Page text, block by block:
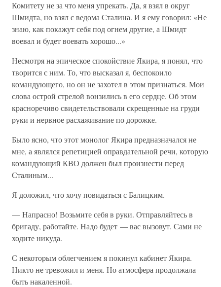
Комитету не за что меня упрекать. Да, я взял в округ
Шмидта, но взял с ведома Сталина. И я ему говорил: «Не
знаю, как покажут себя под огнем другие, а Шмидт
воевал и будет воевать хорошо...»
Несмотря на эпическое спокойствие Якира, я понял, что
творится с ним. То, что высказал я, беспокоило
командующего, но он не захотел в этом признаться. Мои
слова острой стрелой вонзились в его сердце. Об этом
красноречиво свидетельствовали скрещенные на груди
руки и нервное расхаживание по дорожке.
Было ясно, что этот монолог Якира предназначался не
мне, а являлся репетицией оправдательной речи, которую
командующий КВО должен был произнести перед
Сталиным...
Я доложил, что хочу повидаться с Балицким.
— Напрасно! Возьмите себя в руки. Отправляйтесь в
бригаду, работайте. Надо будет — вас вызовут. Сами не
ходите никуда.
С некоторым облегчением я покинул кабинет Якира.
Никто не тревожил и меня. Но атмосфера продолжала
быть накаленной.